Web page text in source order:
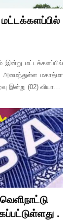
இன்று மட்டக்களப்பில்
அமைந்துள்ள மகாத்மா
இன்று (02) வியா…
.